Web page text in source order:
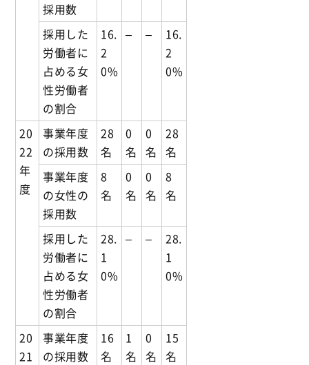
採用数
採用した
労働者に
占める女
性労働者
の割合
16.
2
0%
– –
16.
2
0%
20
22
年
度
事業年度
の採用数
28
名
0
名
0
名
28
名
事業年度
の女性の
採用数
8
名
0
名
0
名
8
名
採用した
労働者に
占める女
性労働者
の割合
28.
1
0%
– –
28.
1
0%
20
21
事業年度
の採用数
16
名
1
名
0
名
15
名